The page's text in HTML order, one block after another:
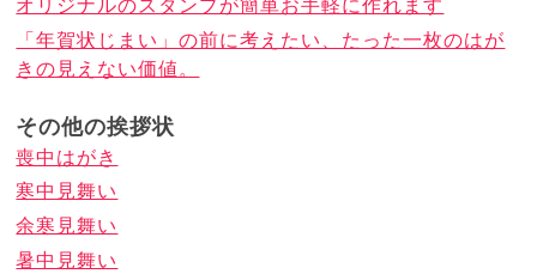
「年賀状じまい」の前に考えたい、たった一枚のはが
きの見えない価値。
その他の挨拶状
喪中はがき
寒中見舞い
余寒見舞い
暑中見舞い